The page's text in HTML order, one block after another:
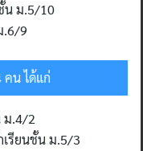
น ม.5/10
.6/9
คน ได้แก่
ม.4/2
รียนชั้น ม.5/3